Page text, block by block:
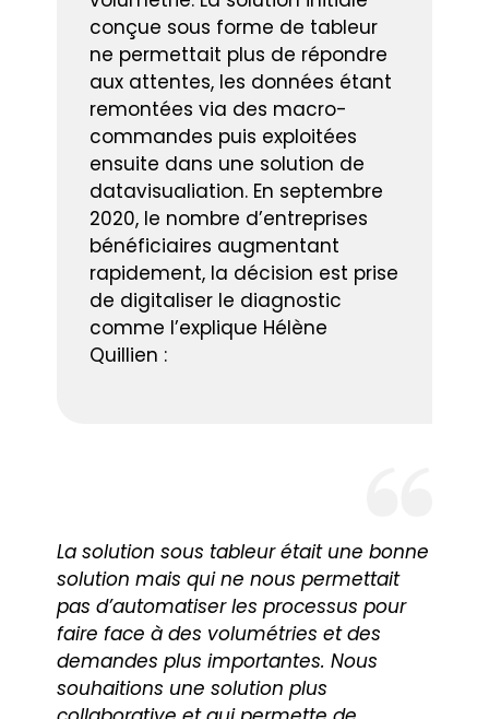
conçue sous forme de tableur
ne permettait plus de répondre
aux attentes, les données étant
remontées via des macro-
commandes puis exploitées
ensuite dans une solution de
datavisualiation. En septembre
2020, le nombre d’entreprises
bénéficiaires augmentant
rapidement, la décision est prise
de digitaliser le diagnostic
comme l’explique Hélène
Quillien :
La solution sous tableur était une bonne
solution mais qui ne nous permettait
pas d’automatiser les processus pour
faire face à des volumétries et des
demandes plus importantes. Nous
souhaitions une solution plus